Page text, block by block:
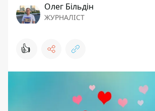
Олег Більдін
ЖУРНАЛІСТ
👍